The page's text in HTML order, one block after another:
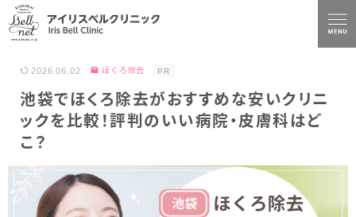
2026.06.02 ほくろ除去 PR
池袋でほくろ除去がおすすめな安いクリニ
ックを比較！評判のいい病院・皮膚科はど
こ？